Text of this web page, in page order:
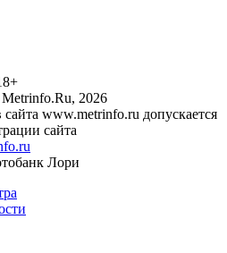
2026
www.metrinfo.ru допускается
сайта
Лори